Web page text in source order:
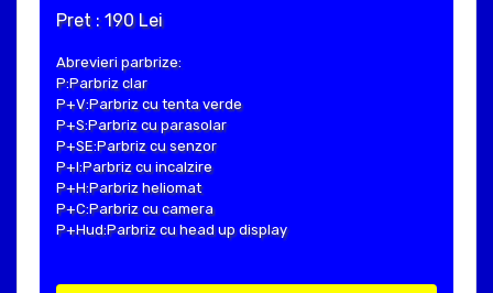
Pret : 190 Lei
Abrevieri parbrize:
P:Parbriz clar
P+V:Parbriz cu tenta verde
P+S:Parbriz cu parasolar
P+SE:Parbriz cu senzor
P+I:Parbriz cu incalzire
P+H:Parbriz heliomat
P+C:Parbriz cu camera
P+Hud:Parbriz cu head up display